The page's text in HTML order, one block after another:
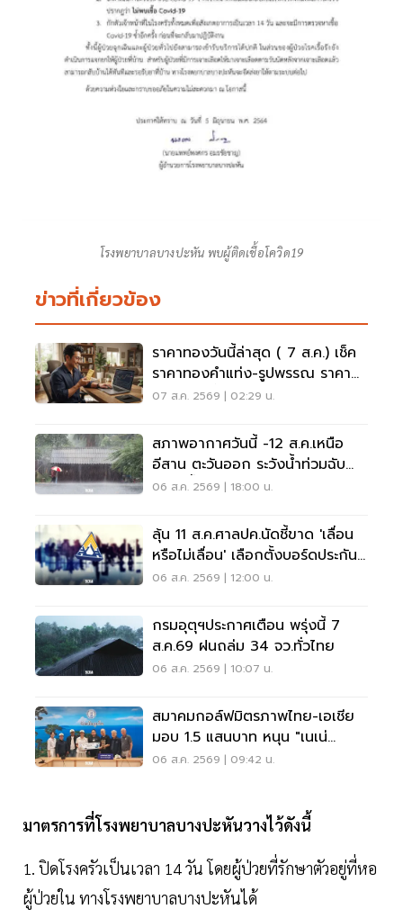
โรงพยาบาลบางปะหัน พบผู้ติดเชื้อโควิด19
ข่าวที่เกี่ยวข้อง
ราคาทองวันนี้ล่าสุด ( 7 ส.ค.) เช็ค
ราคาทองคำแท่ง-รูปพรรณ ราคา
ขาย - รับซื้อ กี่บาท
07 ส.ค. 2569 | 02:29 น.
สภาพอากาศวันนี้ -12 ส.ค.เหนือ
อีสาน ตะวันออก ระวังน้ำท่วมฉับ
พลัน น้ำป่าไหลหลาก
06 ส.ค. 2569 | 18:00 น.
ลุ้น 11 ส.ค.ศาลปค.นัดชี้ขาด 'เลื่อน
หรือไม่เลื่อน' เลือกตั้งบอร์ดประกัน
สังคม
06 ส.ค. 2569 | 12:00 น.
กรมอุตุฯประกาศเตือน พรุ่งนี้ 7
ส.ค.69 ฝนถล่ม 34 จว.ทั่วไทย
06 ส.ค. 2569 | 10:07 น.
สมาคมกอล์ฟมิตรภาพไทย-เอเชีย
มอบ 1.5 แสนบาท หนุน "เนเน่
รอยัล" ลุยเวทีที่สหรัฐ
06 ส.ค. 2569 | 09:42 น.
มาตรการที่โรงพยาบาลบางปะหันวางไว้ดังนี้
1. ปิดโรงครัวเป็นเวลา 14 วัน โดยผู้ป่วยที่รักษาตัวอยู่ที่หอ
ผู้ป่วยใน ทางโรงพยาบาลบางปะหันได้